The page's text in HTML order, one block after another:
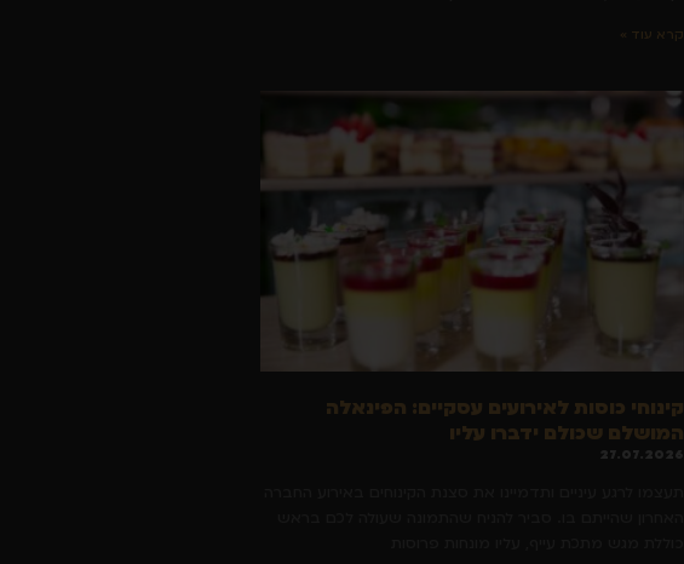
קרא עוד »
קינוחי כוסות לאירועים עסקיים: הפינאלה
המושלם שכולם ידברו עליו
27.07.2026